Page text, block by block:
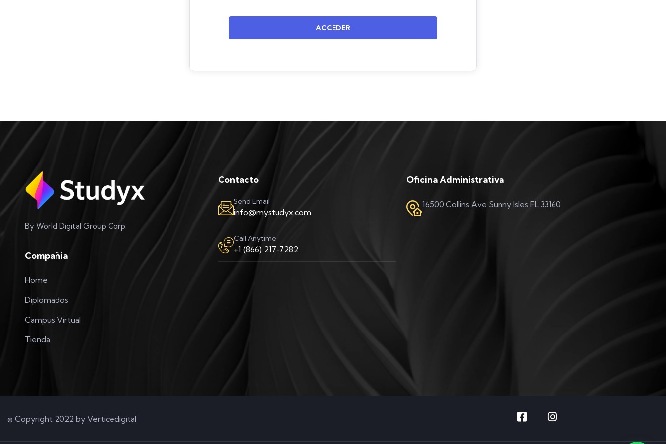
ACCEDER
By World Digital Group Corp.
Compañia
Home
Diplomados
Campus Virtual
Tienda
Contacto
Send Email
info@mystudyx.com
Call Anytime
+1 (866) 217-7282
Oficina Administrativa
16500 Collins Ave Sunny Isles FL 33160
© Copyright 2022 by Verticedigital